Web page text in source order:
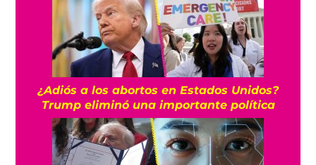
¿Adiós a los abortos en Estados Unidos?
Trump eliminó una importante política